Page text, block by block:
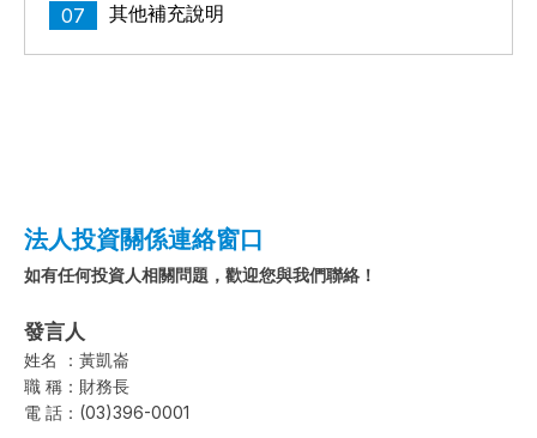
07 其他補充說明
法人投資關係連絡窗口
如有任何投資人相關問題，歡迎您與我們聯絡！
發言人
姓名 ：黃凱崙
職 稱：財務長
電 話：(03)396-0001